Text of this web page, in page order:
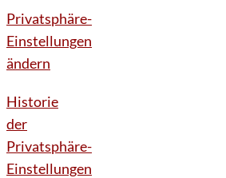
Privatsphäre-
Einstellungen
ändern
Historie
der
Privatsphäre-
Einstellungen